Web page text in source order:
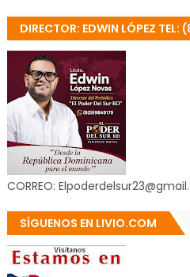
DIRECTOR: EDWIN LÓPEZ
CORREO:
SÍGUENOS EN LIVIO.COM